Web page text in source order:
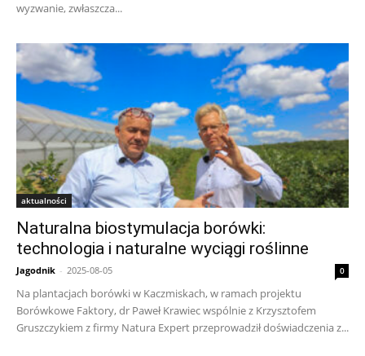
wyzwanie, zwłaszcza...
aktualności
Naturalna biostymulacja borówki:
technologia i naturalne wyciągi roślinne
Jagodnik - 2025-08-05 0
Na plantacjach borówki w Kaczmiskach, w ramach projektu
Borówkowe Faktory, dr Paweł Krawiec wspólnie z Krzysztofem
Gruszczykiem z firmy Natura Expert przeprowadził doświadczenia z...